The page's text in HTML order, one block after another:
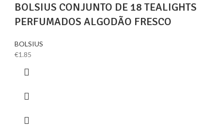
BOLSIUS CONJUNTO DE 18 TEALIGHTS
PERFUMADOS ALGODÃO FRESCO
BOLSIUS
€1.85